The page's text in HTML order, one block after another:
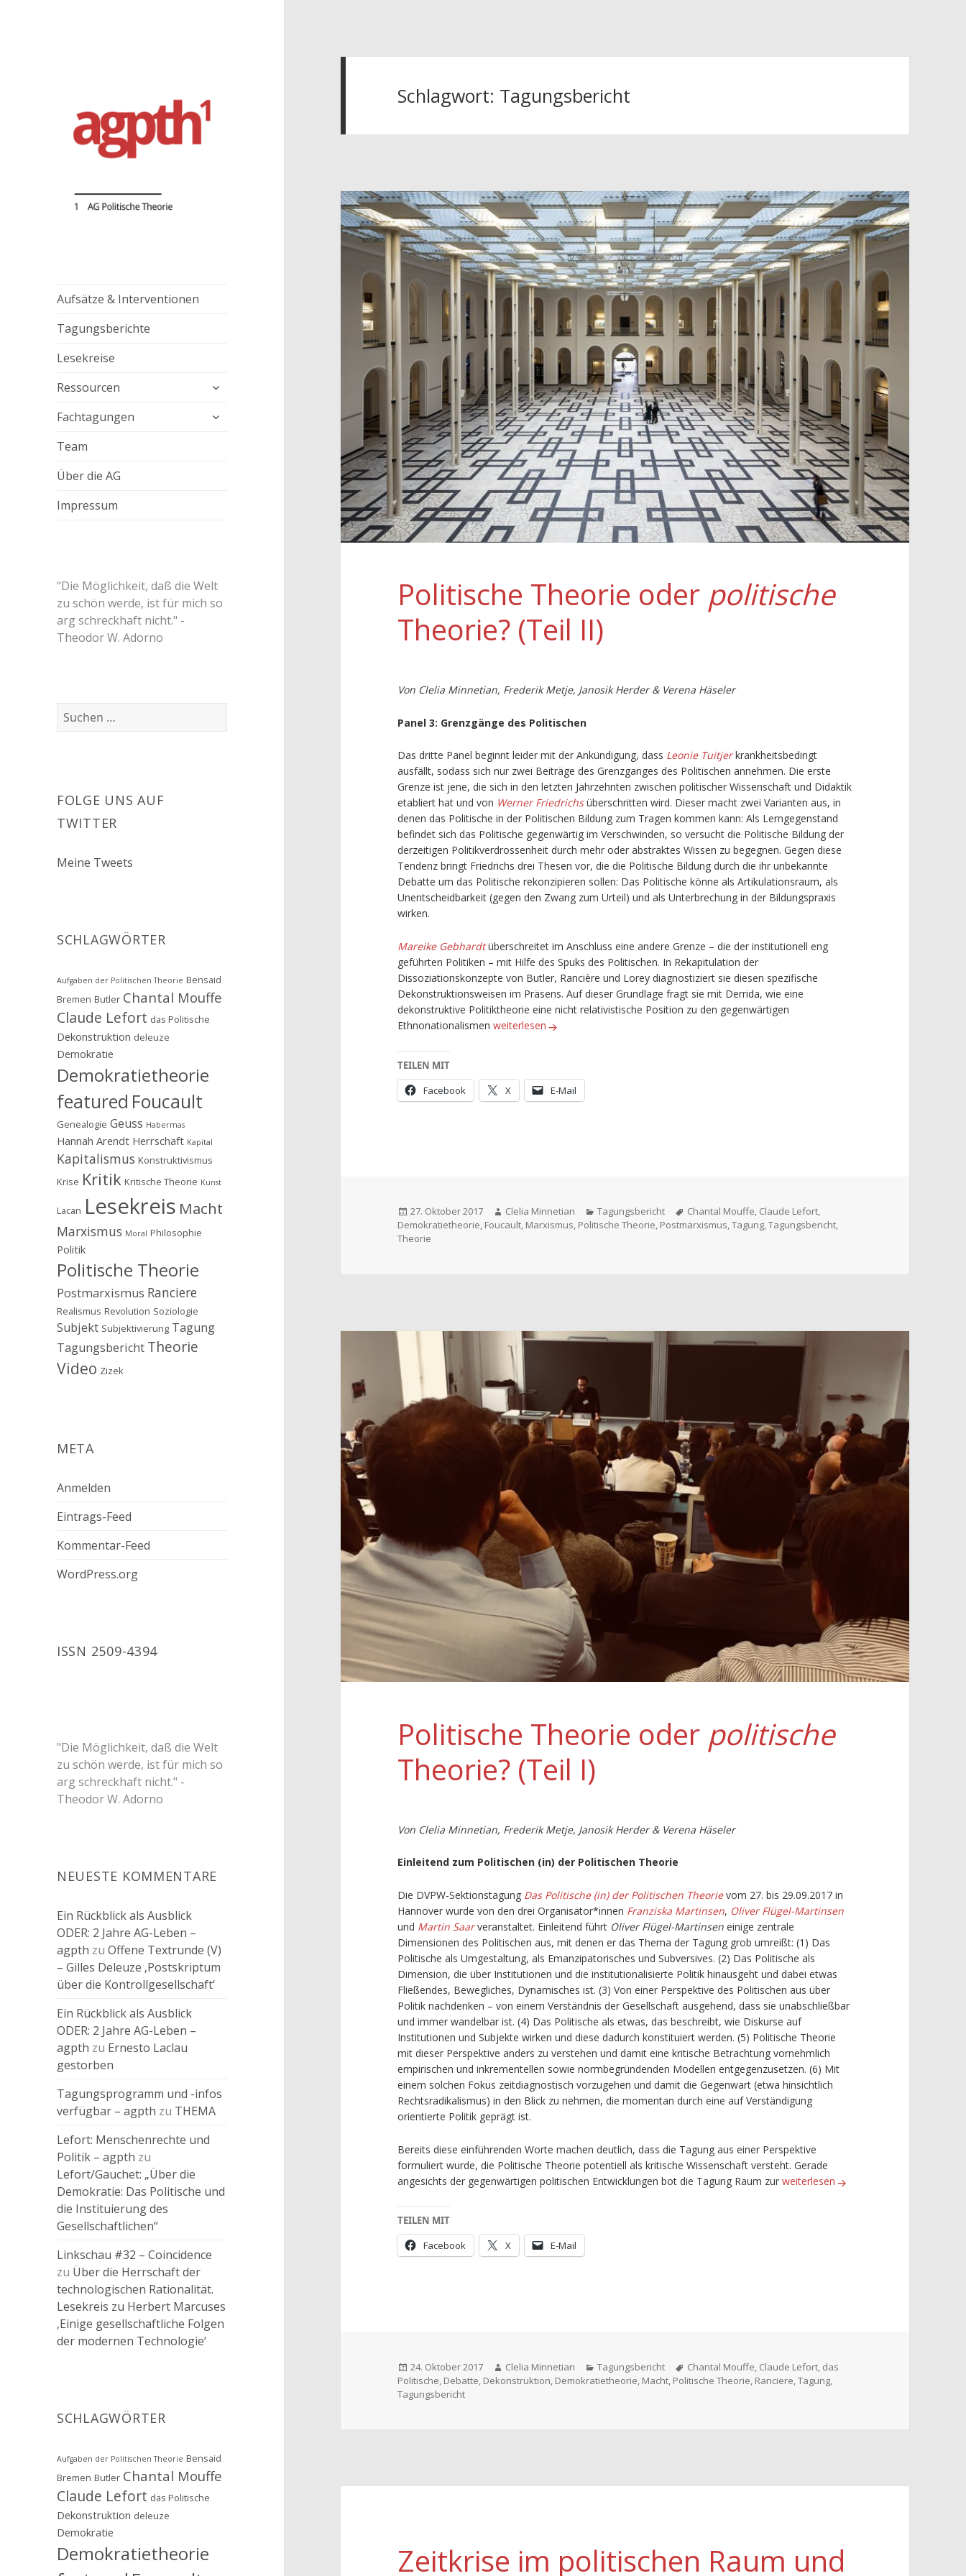
Aufsätze & Interventionen
Tagungsberichte
Lesekreise
Ressourcen
untermenü
Fachtagungen
untermenü
Team
Über die AG
Impressum
"Die Möglichkeit, daß die Welt
zu schön werde, ist für mich so
arg schreckhaft nicht." -
Theodor W. Adorno
Suchen
nach:
FOLGE UNS AUF
TWITTER
Meine Tweets
SCHLAGWÖRTER
Aufgaben der Politischen Theorie Bensaid
Bremen Butler Chantal Mouffe
Claude Lefort das Politische
Dekonstruktion deleuze
Demokratie
Demokratietheorie
featured Foucault
Genealogie Geuss Habermas
Hannah Arendt Herrschaft Kapital
Kapitalismus Konstruktivismus
Krise Kritik Kritische Theorie Kunst
Lacan Lesekreis Macht
Marxismus Moral Philosophie
Politik
Politische Theorie
Postmarxismus Ranciere
Realismus Revolution Soziologie
Subjekt Subjektivierung Tagung
Tagungsbericht Theorie
Video Zizek
META
Anmelden
Eintrags-Feed
Kommentar-Feed
WordPress.org
ISSN 2509-4394
"Die Möglichkeit, daß die Welt
zu schön werde, ist für mich so
arg schreckhaft nicht." -
Theodor W. Adorno
NEUESTE KOMMENTARE
Ein Rückblick als Ausblick
ODER: 2 Jahre AG-Leben –
agpth zuOffene Textrunde (V)
– Gilles Deleuze ‚Postskriptum
über die Kontrollgesellschaft‘
Ein Rückblick als Ausblick
ODER: 2 Jahre AG-Leben –
agpth zu Ernesto Laclau
gestorben
Tagungsprogramm und -infos
verfügbar – agpth zu THEMA
Lefort: Menschenrechte und
Politik – agpth zu
Lefort/Gauchet: „Über die
Demokratie: Das Politische und
die Instituierung des
Gesellschaftlichen“
Linkschau #32 – Coincidence
zu Über die Herrschaft der
technologischen Rationalität.
Lesekreis zu Herbert Marcuses
‚Einige gesellschaftliche Folgen
der modernen Technologie‘
SCHLAGWÖRTER
Aufgaben der Politischen Theorie Bensaid
Bremen Butler Chantal Mouffe
Claude Lefort das Politische
Dekonstruktion deleuze
Demokratie
Demokratietheorie
Schlagwort: Tagungsbericht
Politische Theorie oder politische
Theorie? (Teil II)
Von Clelia Minnetian, Frederik Metje, Janosik Herder & Verena Häseler
Panel 3: Grenzgänge des Politischen
Das dritte Panel beginnt leider mit der Ankündigung, dass Leonie Tuitjerkrankheitsbedingt
ausfällt, sodass sich nur zwei Beiträge des Grenzganges des Politischen annehmen. Die erste
Grenze ist jene, die sich in den letzten Jahrzehnten zwischen politischer Wissenschaft und Didaktik
etabliert hat und von Werner Friedrichsüberschritten wird. Dieser macht zwei Varianten aus, in
denen das Politische in der Politischen Bildung zum Tragen kommen kann: Als Lerngegenstand
befindet sich das Politische gegenwärtig im Verschwinden, so versucht die Politische Bildung der
derzeitigen Politikverdrossenheit durch mehr oder abstraktes Wissen zu begegnen. Gegen diese
Tendenz bringt Friedrichs drei Thesen vor, die die Politische Bildung durch die ihr unbekannte
Debatte um das Politische rekonzipieren sollen: Das Politische könne als Artikulationsraum, als
Unentscheidbarkeit (gegen den Zwang zum Urteil) und als Unterbrechung in der Bildungspraxis
wirken.
Mareike Gebhardtüberschreitet im Anschluss eine andere Grenze – die der institutionell eng
geführten Politiken – mit Hilfe des Spuks des Politischen. In Rekapitulation der
Dissoziationskonzepte von Butler, Rancière und Lorey diagnostiziert sie diesen spezifische
Dekonstruktionsweisen im Präsens. Auf dieser Grundlage fragt sie mit Derrida, wie eine
dekonstruktive Politiktheorie eine nicht relativistische Position zu den gegenwärtigen
EthnonationalismenPolitische Theorie oder
weiterlesen
TEILEN MIT
Facebook
X E-Mail
Veröffentlicht
am
27. Oktober 2017 Autor
Clelia Minnetian Kategorien
Tagungsbericht Schlagwörter
Chantal Mouffe, Claude Lefort,
Demokratietheorie, Foucault, Marxismus, Politische Theorie, Postmarxismus,Tagung,Tagungsbericht,
Theorie
Politische Theorie oder politische
Theorie? (Teil I)
Von Clelia Minnetian, Frederik Metje, Janosik Herder & Verena Häseler
Einleitend zum Politischen (in) der Politischen Theorie
Die DVPW-Sektionstagung Das Politische (in) der Politischen Theorievom 27. bis 29.09.2017 in
Hannover wurde von den drei Organisator*innen Franziska Martinsen, Oliver Flügel-Martinsen
und Martin Saarveranstaltet. Einleitend führt Oliver Flügel-Martinsen einige zentrale
Dimensionen des Politischen aus, mit denen er das Thema der Tagung grob umreißt: (1) Das
Politische als Umgestaltung, als Emanzipatorisches und Subversives. (2) Das Politische als
Dimension, die über Institutionen und die institutionalisierte Politik hinausgeht und dabei etwas
Fließendes, Bewegliches, Dynamisches ist. (3) Von einer Perspektive des Politischen aus über
Politik nachdenken – von einem Verständnis der Gesellschaft ausgehend, dass sie unabschließbar
und immer wandelbar ist. (4) Das Politische als etwas, das beschreibt, wie Diskurse auf
Institutionen und Subjekte wirken und diese dadurch konstituiert werden. (5) Politische Theorie
mit dieser Perspektive anders zu verstehen und damit eine kritische Betrachtung vornehmlich
empirischen und inkrementellen sowie normbegründenden Modellen entgegenzusetzen. (6) Mit
einem solchen Fokus zeitdiagnostisch vorzugehen und damit die Gegenwart (etwa hinsichtlich
Rechtsradikalismus) in den Blick zu nehmen, die momentan durch eine auf Verständigung
orientierte Politik geprägt ist.
Bereits diese einführenden Worte machen deutlich, dass die Tagung aus einer Perspektive
formuliert wurde, die Politische Theorie potentiell als kritische Wissenschaft versteht. Gerade
angesichts der gegenwärtigen politischen Entwicklungen bot die Tagung Raum zurPolitische Theorie oder
weiterlesen
TEILEN MIT
Facebook
X E-Mail
Veröffentlicht
am
24. Oktober 2017 Autor
Clelia Minnetian Kategorien
Tagungsbericht Schlagwörter
Chantal Mouffe, Claude Lefort, das
Politische, Debatte, Dekonstruktion, Demokratietheorie, Macht, Politische Theorie, Ranciere,Tagung,
Tagungsbericht
Zeitkrise im politischen Raum und